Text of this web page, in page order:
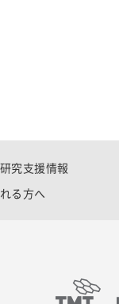
研究支援情報
る方へ